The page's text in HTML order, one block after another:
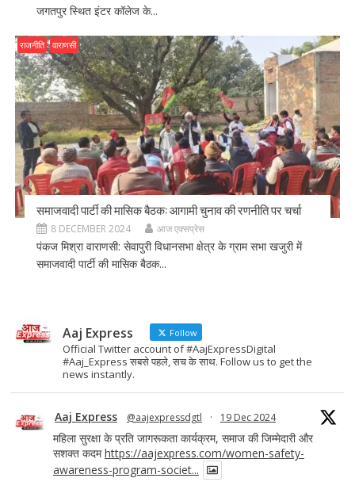
जगतपुर स्थित इंटर कॉलेज के...
राजनीति वाराणसी
समाजवादी पार्टी की मासिक बैठक: आगामी चुनाव की रणनीति पर चर्चा
8 DECEMBER 2024 आज एक्सप्रेस
पंकज मिश्रा वाराणसी: सेवापुरी विधानसभा क्षेत्र के ग्राम सभा खजुरी में
समाजवादी पार्टी की मासिक बैठक...
Aaj Express Follow
Official Twitter account of #AajExpressDigital
#Aaj_Express सबसे पहले, सच के साथ. Follow us to get the
news instantly.
Aaj Express @aajexpressdgtl · 19 Dec 2024
महिला सुरक्षा के प्रति जागरूकता कार्यक्रम, समाज की जिम्मेदारी और
सशक्त कदमhttps://aajexpress.com/women-safety-
awareness-program-societ...